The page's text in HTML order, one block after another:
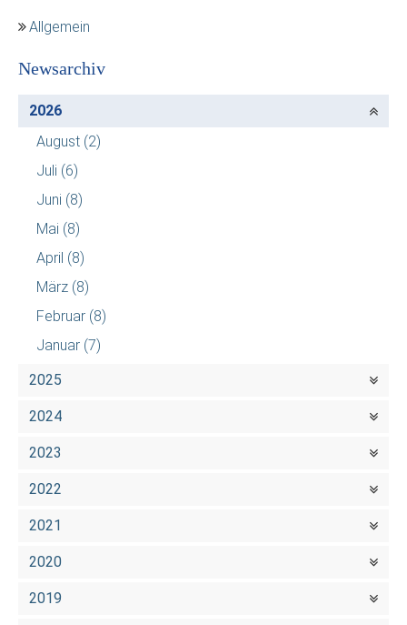
Allgemein
Newsarchiv
2026
August (2)
Juli (6)
Juni (8)
Mai (8)
April (8)
März (8)
Februar (8)
Januar (7)
2025
2024
2023
2022
2021
2020
2019